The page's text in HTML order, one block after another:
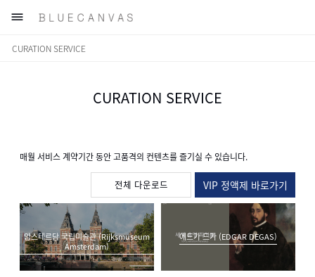

CURATION SERVICE
CURATION SERVICE
매월 서비스 계약기간 동안 고품격의 컨텐츠를 즐기실 수 있습니다.
전체 다운로드 VIP 정액제 바로가기
암스테르담 국립미술관 (Rijksmuseum
Amsterdam)
에드가 드가 (EDGAR DEGAS)